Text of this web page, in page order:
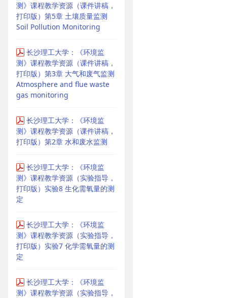
测》课程教学资源（课件讲稿，
打印版）第5章 土壤质量监测
Soil Pollution Monitoring
长沙理工大学：《环境监
测》课程教学资源（课件讲稿，
打印版）第3章 大气和废气监测
Atmosphere and flue waste
gas monitoring
长沙理工大学：《环境监
测》课程教学资源（课件讲稿，
打印版）第2章 水和废水监测
长沙理工大学：《环境监
测》课程教学资源（实验指导，
打印版）实验8 生化需氧量的测
定
长沙理工大学：《环境监
测》课程教学资源（实验指导，
打印版）实验7 化学需氧量的测
定
长沙理工大学：《环境监
测》课程教学资源（实验指导，